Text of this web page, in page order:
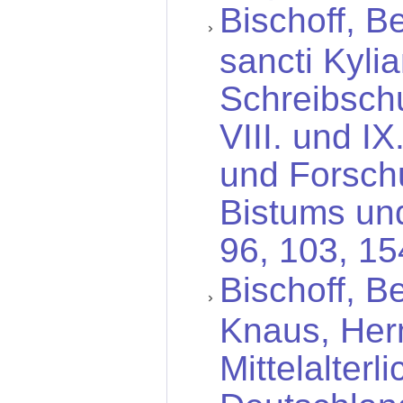
Bischoff,
sancti
VIII. und
und
Bistums
96, 103,
Bischoff,
Knaus,